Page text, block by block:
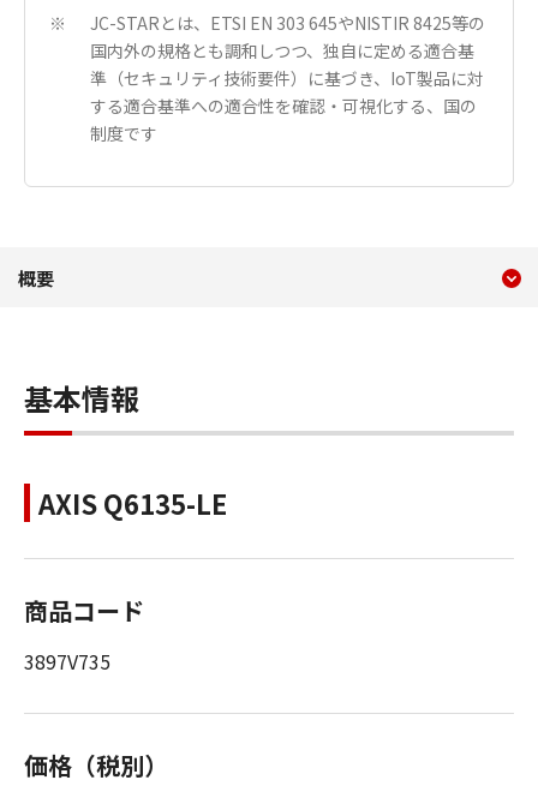
※
JC-STARとは、ETSI EN 303 645やNISTIR 8425等の
国内外の規格とも調和しつつ、独自に定める適合基
準（セキュリティ技術要件）に基づき、IoT製品に対
する適合基準への適合性を確認・可視化する、国の
制度です
概要 AXIS 長距離
概要
基本情報
AXIS Q6135-LE
商品コード
3897V735
価格（税別）